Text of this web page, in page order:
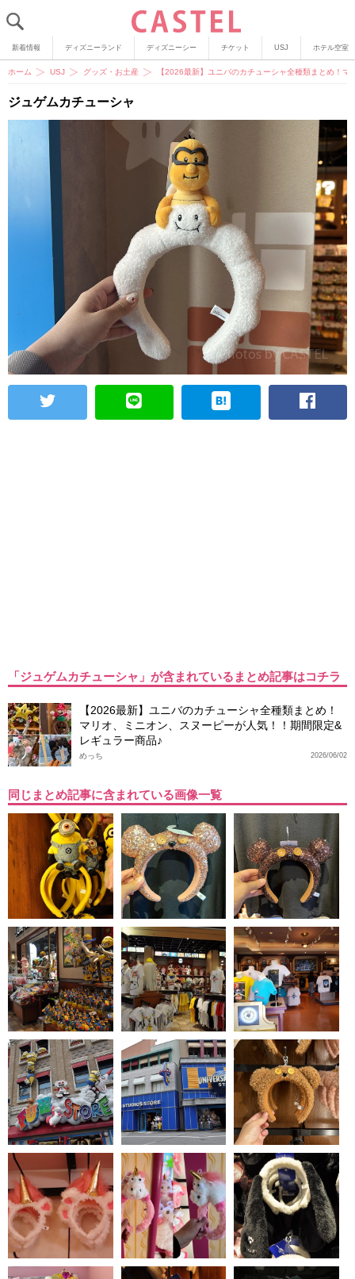
新着情報 ディズニーランド ディズニーシー チケット USJ ホテル空室
ホーム USJ グッズ・お土産 【2026最新】ユニバのカチューシャ全種類まとめ！
ジュゲムカチューシャ
「ジュゲムカチューシャ」が含まれているまとめ記事はコチラ
【2026最新】ユニバのカチューシャ全種類まとめ！
マリオ、ミニオン、スヌーピーが人気！！期間限定&
レギュラー商品♪
2026/06/02
めっち
同じまとめ記事に含まれている画像一覧